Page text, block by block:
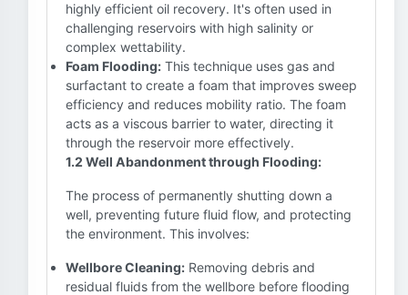
highly efficient oil recovery. It's often used in
challenging reservoirs with high salinity or
complex wettability.
Foam Flooding: This technique uses gas and
surfactant to create a foam that improves sweep
efficiency and reduces mobility ratio. The foam
acts as a viscous barrier to water, directing it
through the reservoir more effectively.
1.2 Well Abandonment through Flooding:
The process of permanently shutting down a
well, preventing future fluid flow, and protecting
the environment. This involves:
Wellbore Cleaning: Removing debris and
residual fluids from the wellbore before flooding